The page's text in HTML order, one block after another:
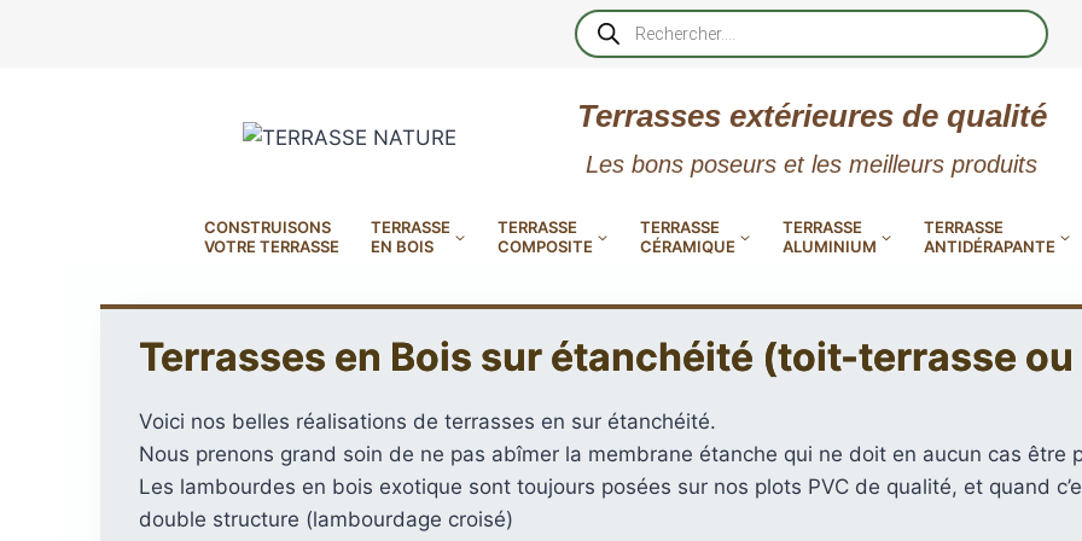
Recherche
de
produits
Terrasses extérieures de qualité
Les bons poseurs et les meilleurs produits
CONSTRUISONS
VOTRE TERRASSE
TERRASSE
EN BOIS
LAMES
DE
TERRASSE
EN
BOIS
EXOTIQUE
LAMES
DE
TERRASSE
EN
KEBONY
LAMES
DE
TERRASSE
EN
ACCOYA
LAMES
DE
TERRASSE
ASPECT
BAMBOU
TERRASSE
COMPOSITE
LAMES
DE
TERRASSE
EN
BOIS
COMPOSITE
LAMES
DE
TERRASSE
EN
RÉSINE
LAMES
DE
TERRASSE
EN
BOIS
LAMES
DE
TERRASSE
EN
TERRASSE
CÉRAMIQUE
LAMES
DE
TERRASSE
DURA
EN
LAMES
DE
EN
GRÈS
TERRASSE
ALUMINIUM
DryDeck
Lames
étanches
en
aluminium
XtremDeck
Lames
en
aluminium
incombustibles
MetaDeck
Le
pour
terrasse
en réglables
acier
TERRASSE
ANTIDÉRAPANTE
TERRASSE
EN
DE
ALERTE
GUIDAGE
LAMES
Terrasses en Bois sur étanchéité (toit-terrasse
Voici nos belles réalisations de terrasses en sur étanchéité.
Nous prenons grand soin de ne pas abîmer la membrane étanche qui ne doit en aucun cas être
Les lambourdes en bois exotique sont toujours posées sur nos plots PVC de qualité, et quand
double structure (lambourdage croisé)